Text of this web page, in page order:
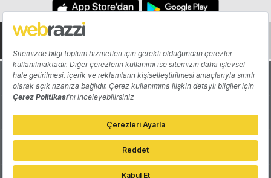
Hakkında Yazarlar
Katkıda Bulun Reklam